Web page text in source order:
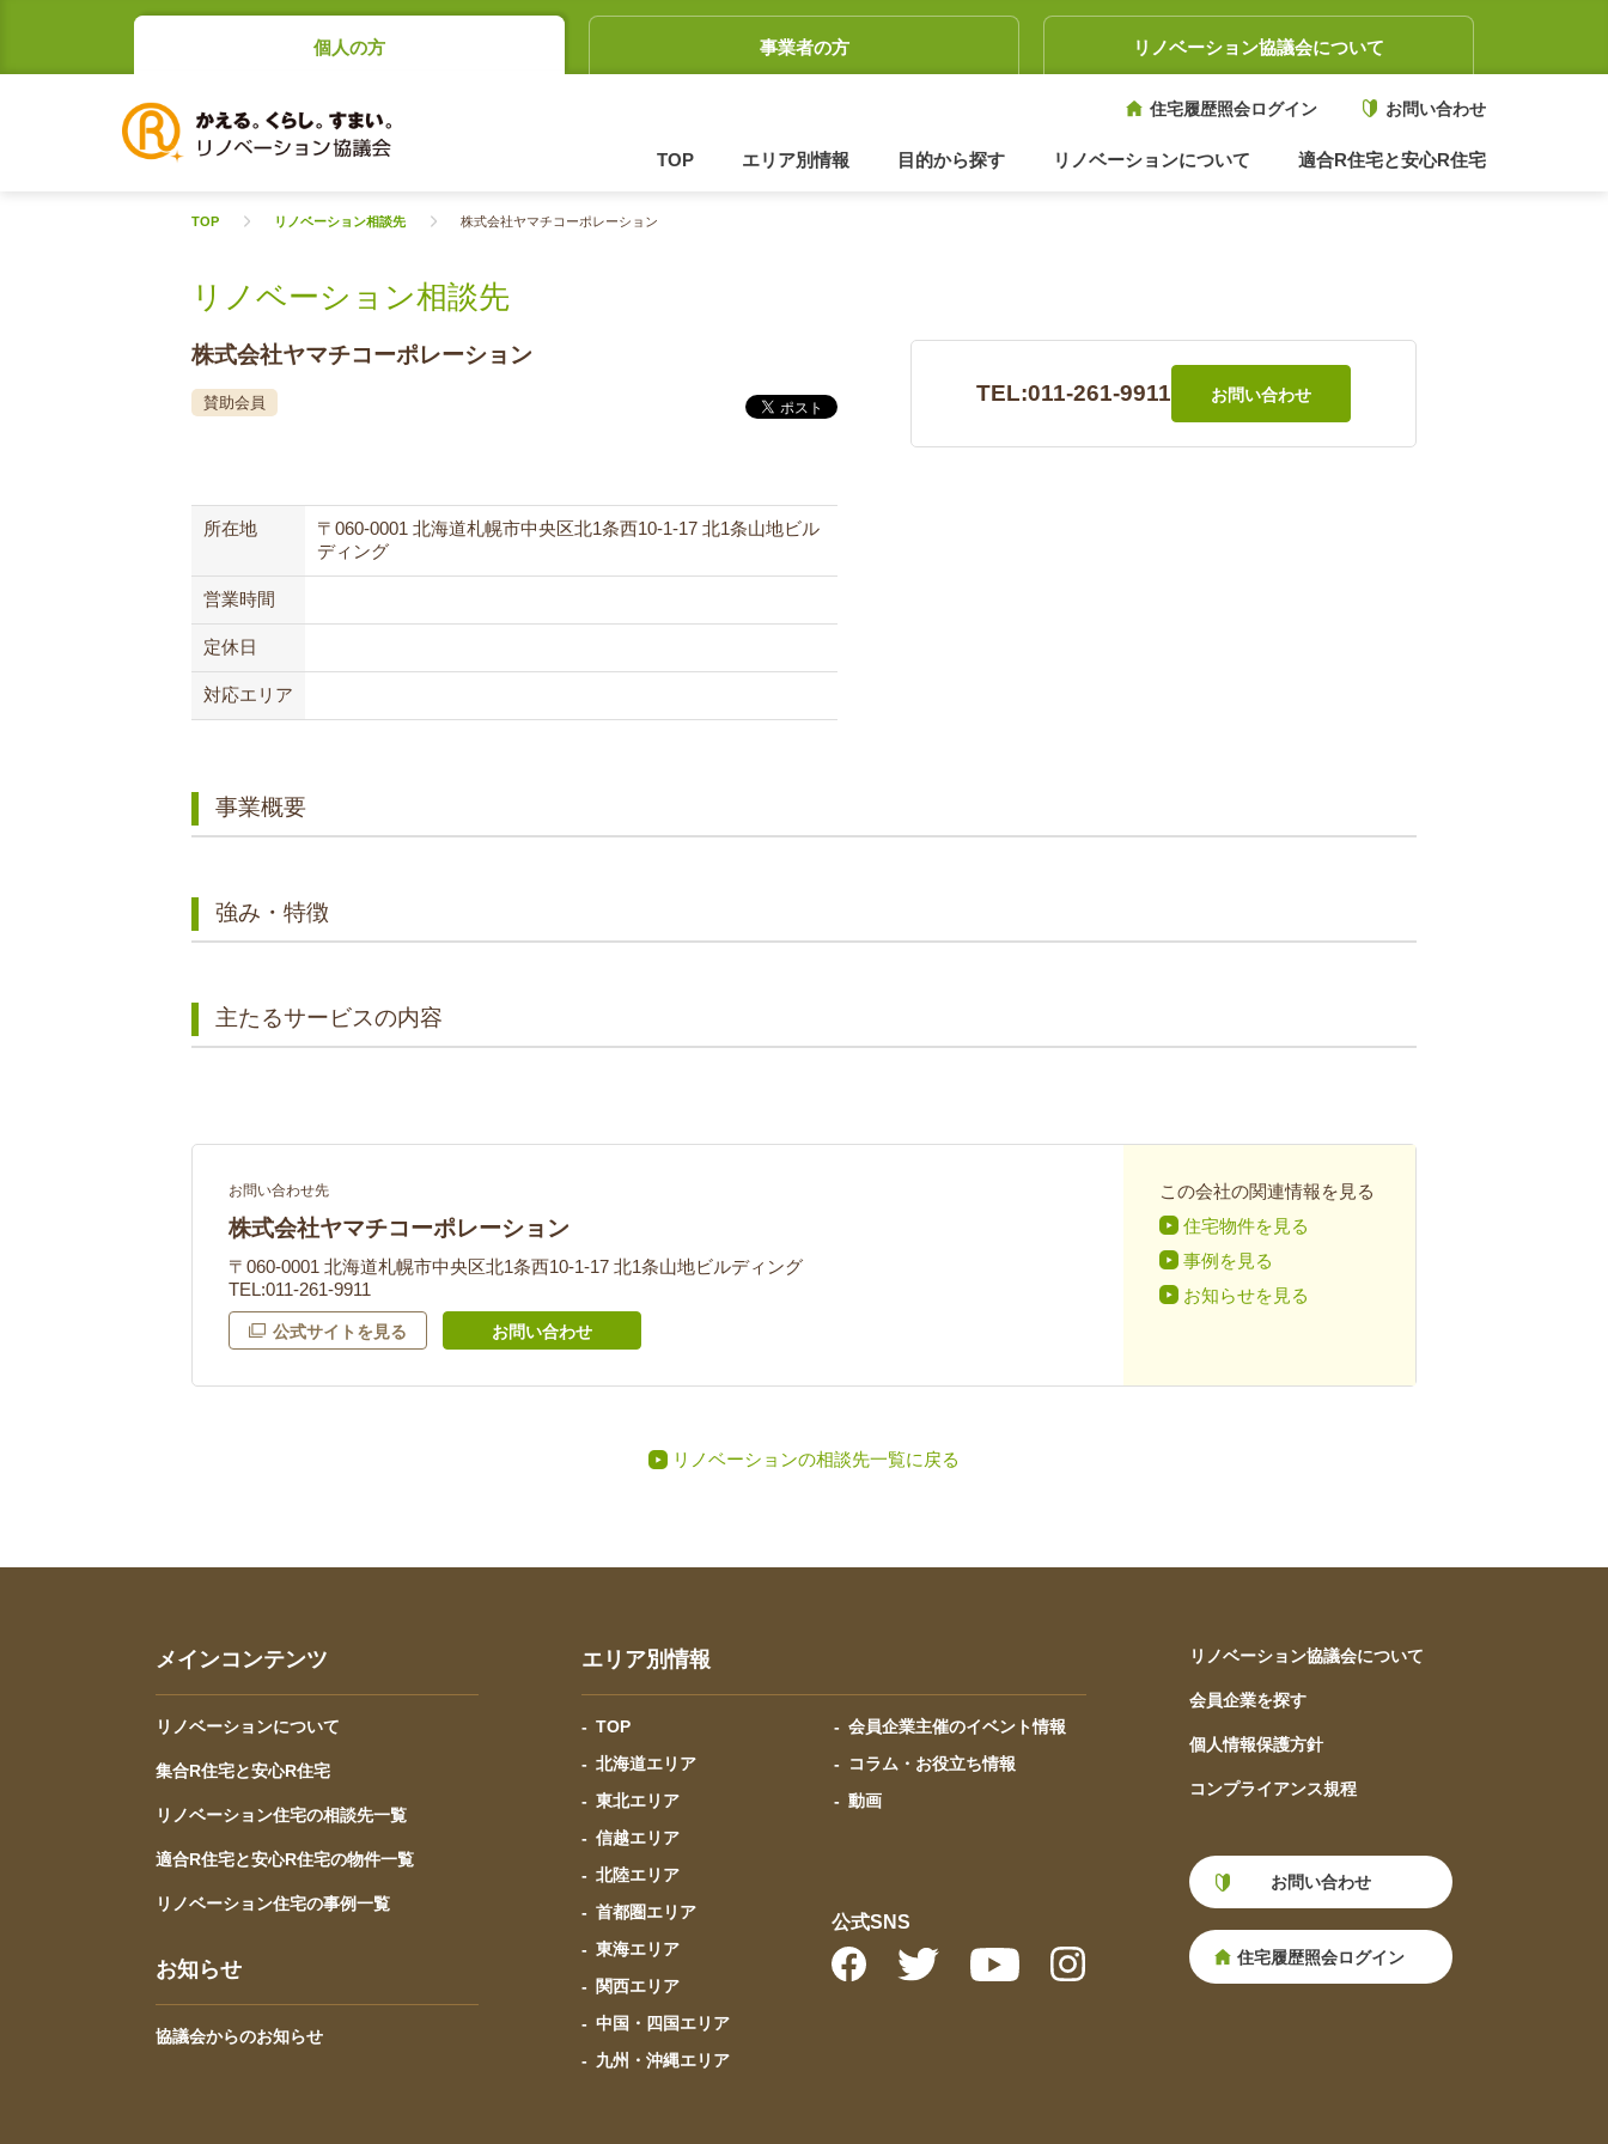
個人の方 事業者の方 リノベーション協議会について
住宅履歴照会ログイン お問い合わせ
TOP エリア別情報 目的から探す リノベーションについて 適合R住宅と安心R住宅
TOP リノベーション相談先 株式会社ヤマチコーポレーション
リノベーション相談先
株式会社ヤマチコーポレーション
賛助会員 TEL:011-261-9911 お問い合わせ
所在地
〒060-0001 北海道札幌市中央区北1条西10-1-17 北1条山地ビル
ディング
営業時間
定休日
対応エリア
事業概要
強み・特徴
主たるサービスの内容
お問い合わせ先
株式会社ヤマチコーポレーション
〒060-0001 北海道札幌市中央区北1条西10-1-17 北1条山地ビルディング
TEL:011-261-9911
公式サイトを見る お問い合わせ
この会社の関連情報を見る
住宅物件を見る
事例を見る
お知らせを見る
リノベーションの相談先一覧に戻る
メインコンテンツ
リノベーションについて
集合R住宅と安心R住宅
リノベーション住宅の相談先一覧
適合R住宅と安心R住宅の物件一覧
リノベーション住宅の事例一覧
お知らせ
協議会からのお知らせ
エリア別情報
TOP
北海道エリア
東北エリア
信越エリア
北陸エリア
首都圏エリア
東海エリア
関西エリア
中国・四国エリア
九州・沖縄エリア
会員企業主催のイベント情報
コラム・お役立ち情報
動画
リノベーション協議会について
会員企業を探す
個人情報保護方針
コンプライアンス規程
お問い合わせ
住宅履歴照会ログイン
公式SNS